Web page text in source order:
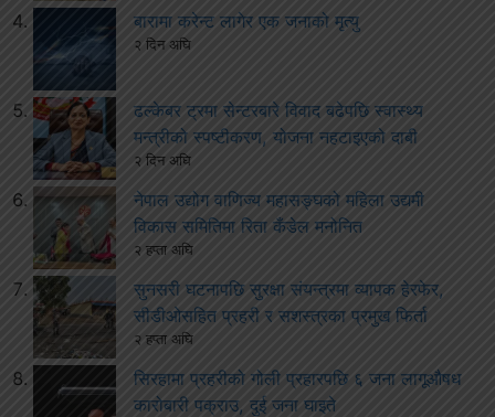
बारामा करेन्ट लागेर एक जनाको मृत्यु
२ दिन अघि
ढल्केबर ट्रमा सेन्टरबारे विवाद बढेपछि स्वास्थ्य
मन्त्रीको स्पष्टीकरण, योजना नहटाइएको दाबी
२ दिन अघि
नेपाल उद्योग वाणिज्य महासङ्घको महिला उद्यमी
विकास समितिमा रिता कँडेल मनोनित
२ हप्ता अघि
सुनसरी घटनापछि सुरक्षा संयन्त्रमा व्यापक हेरफेर,
सीडीओसहित प्रहरी र सशस्त्रका प्रमुख फिर्ता
२ हप्ता अघि
सिरहामा प्रहरीको गोली प्रहारपछि ६ जना लागूऔषध
कारोबारी पक्राउ, दुई जना घाइते